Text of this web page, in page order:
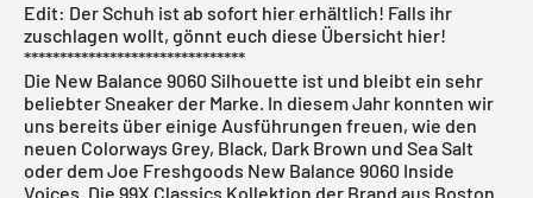
Edit: Der Schuh ist ab sofort hier erhältlich! Falls ihr
zuschlagen wollt, gönnt euch diese Übersicht hier!
*******************************
Die New Balance 9060 Silhouette ist und bleibt ein sehr
beliebter Sneaker der Marke. In diesem Jahr konnten wir
uns bereits über einige Ausführungen freuen, wie den
neuen Colorways Grey, Black, Dark Brown und Sea Salt
oder demJoe Freshgoods New Balance 9060 Inside
Voices. Die 99X Classics Kollektion der Brand aus Boston